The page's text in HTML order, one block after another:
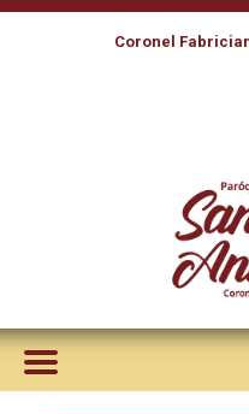
Coronel
CONVIDA